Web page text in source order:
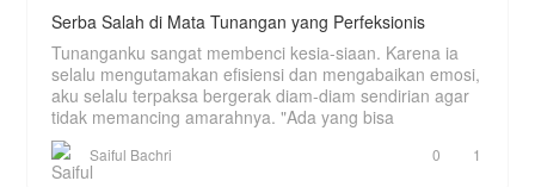
Rinda tidak tahu, jika Keenan adalah calon suami
Dita.
Bagaimana sikap Rinda selanjutnya pada Danis
dan Dita?
Keputusan apa yang akan dipilih Rinda tentang
Serba Salah di Mata Tunangan yang Perfeksionis
Tunanganku sangat membenci kesia-siaan. Karena ia
selalu mengutamakan efisiensi dan mengabaikan emosi,
aku selalu terpaksa bergerak diam-diam sendirian agar
tidak memancing amarahnya. "Ada yang bisa
Saiful Bachri 0 1